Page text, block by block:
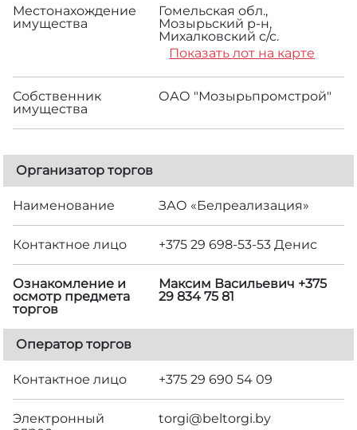
Местонахождение
имущества
Гомельская обл.,
Мозырьский р-н,
Михалковский с/с.
Показать лот на карте
Собственник
имущества
ОАО "Мозырьпромстрой"
Организатор торгов
Наименование ЗАО «Белреализация»
Контактное лицо +375 29 698-53-53 Денис
Ознакомление и
осмотр предмета
торгов
Максим Васильевич +375
29 834 75 81
Оператор торгов
Контактное лицо +375 29 690 54 09
Электронный
torgi@beltorgi.by